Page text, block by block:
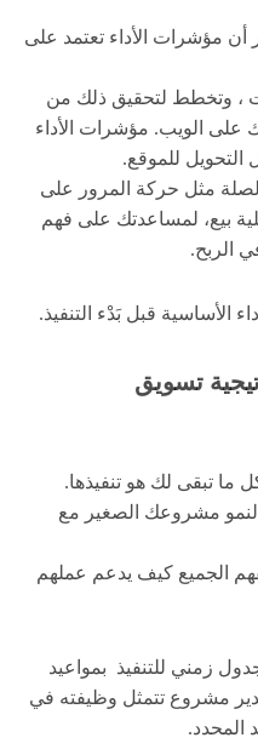
أن مؤشرات الأداء تعتمد على
، وتخطط لتحقيق ذلك من
على الويب. مؤشرات الأداء
للموقع.
مثل حركة المرور على
بيع، لمساعدتك على فهم
الربح.
الأساسية قبل بَدْء التنفيذ.
تسويق
ما تبقى لك هو تنفيذها.
مشروعك الصغير مع
الجميع كيف يدعم عملهم
زمني للتنفيذ بمواعيد
مشروع تتمثل وظيفته في
المحدد.